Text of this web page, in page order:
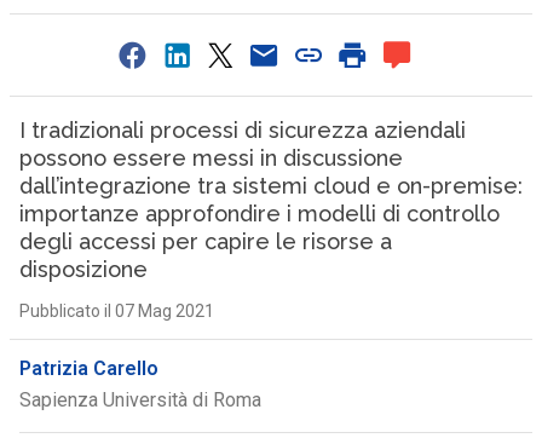
I tradizionali processi di sicurezza aziendali
possono essere messi in discussione
dall’integrazione tra sistemi cloud e on-premise:
importanze approfondire i modelli di controllo
degli accessi per capire le risorse a
disposizione
Pubblicato il 07 Mag 2021
Patrizia Carello
Sapienza Università di Roma